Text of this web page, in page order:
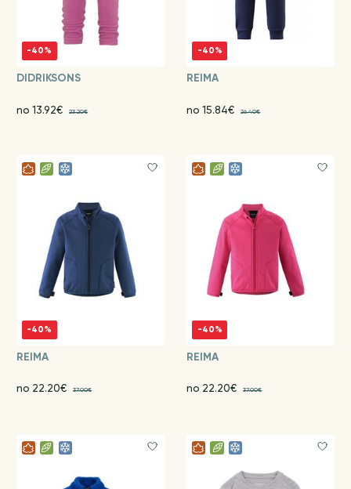
-40%
DIDRIKSONS
no 13.92€ 23.20€
-40%
REIMA
no 15.84€ 26.40€
-40%
REIMA
no 22.20€ 37.00€
-40%
REIMA
no 22.20€ 37.00€